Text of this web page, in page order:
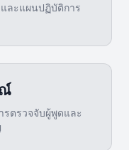
ละแผนปฏิบัติการ
รตรวจจับผู้พูดและ